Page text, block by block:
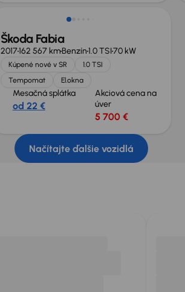
Škoda Fabia
2017162 567 kmBenzín1.0 TSI70 kW
Kúpené nové v SR
1.0 TSI
Tempomat
El.okna
Mesačná splátka
od 22 €
Akciová cena na
úver
5 700 €
Načítajte ďalšie vozidlá